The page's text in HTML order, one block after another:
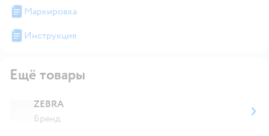
Маркировка
Инструкция
Ещё товары
ZEBRA
Бренд